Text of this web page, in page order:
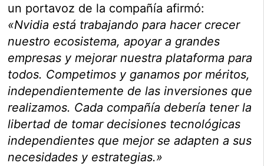
un portavoz de la compañía afirmó:
«Nvidia está trabajando para hacer crecer
nuestro ecosistema, apoyar a grandes
empresas y mejorar nuestra plataforma para
todos. Competimos y ganamos por méritos,
independientemente de las inversiones que
realizamos. Cada compañía debería tener la
libertad de tomar decisiones tecnológicas
independientes que mejor se adapten a sus
necesidades y estrategias.»